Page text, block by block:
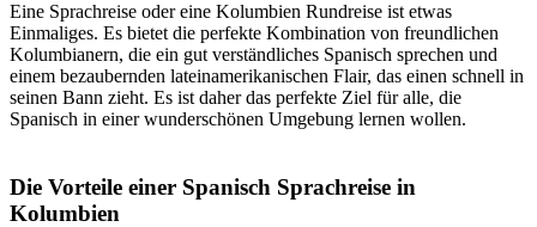
Eine Sprachreise oder eine Kolumbien Rundreise ist etwas
Einmaliges. Es bietet die perfekte Kombination von freundlichen
Kolumbianern, die ein gut verständliches Spanisch sprechen und
einem bezaubernden lateinamerikanischen Flair, das einen schnell in
seinen Bann zieht. Es ist daher das perfekte Ziel für alle, die
Spanisch in einer wunderschönen Umgebung lernen wollen.
Die Vorteile einer Spanisch Sprachreise in
Kolumbien